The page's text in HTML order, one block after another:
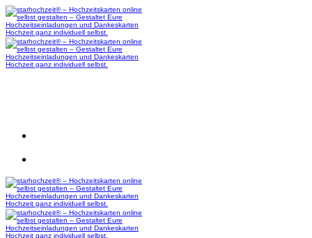
Zum
Inhalt
springen